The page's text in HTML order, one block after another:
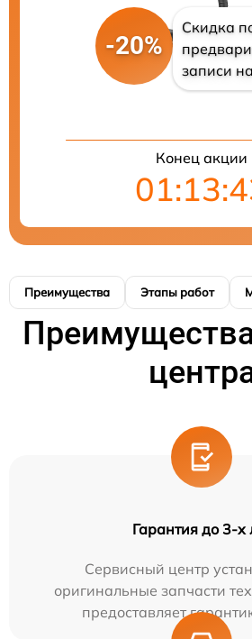
-20%
Скидка
записи
Конец акции
Преимущества Этапы работ
Гарантия до 3-х
Сервисный центр
оригинальные запчасти
предоставляет